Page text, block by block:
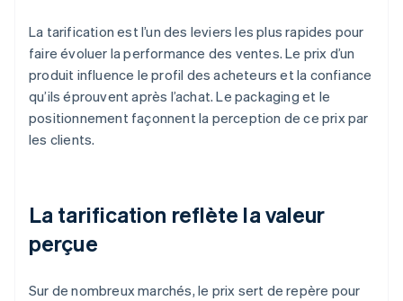
La tarification est l’un des leviers les plus rapides pour
faire évoluer la performance des ventes. Le prix d’un
produit influence le profil des acheteurs et la confiance
qu’ils éprouvent après l’achat. Le packaging et le
positionnement façonnent la perception de ce prix par
les clients.
La tarification reflète la valeur
perçue
Sur de nombreux marchés, le prix sert de repère pour